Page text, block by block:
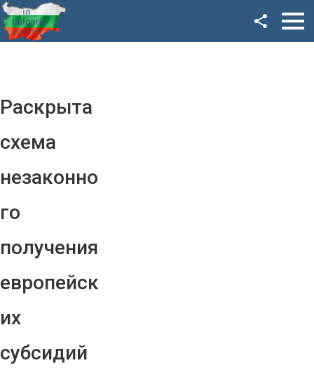
Раскрыта
схема
незаконно
го
получения
европейск
их
субсидий